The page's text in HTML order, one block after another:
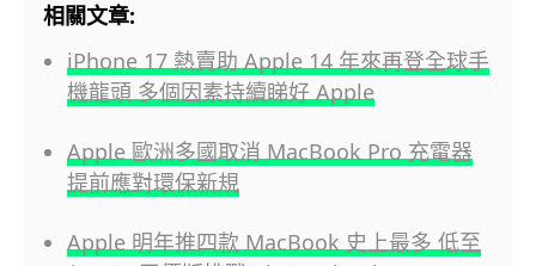
相關文章:
iPhone 17 熱賣助 Apple 14 年來再登全球手
機龍頭 多個因素持續睇好 Apple
Apple 歐洲多國取消 MacBook Pro 充電器
提前應對環保新規
Apple 明年推四款 MacBook 史上最多 低至